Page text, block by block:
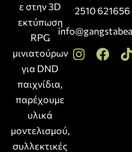
ε στην 3D
εκτύπωση
RPG
μινιατούρων
για DND
παιχνίδια,
παρέχουμε
υλικά
μοντελισμού,
συλλεκτικές
2510 621656